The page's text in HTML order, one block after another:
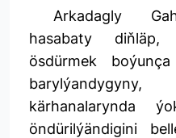
Arkadagly
hasabaty diňläp,
ösdürmek
kärhanalarynda
öndürilýändigini